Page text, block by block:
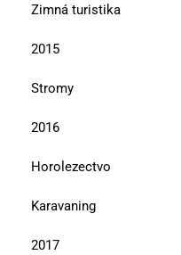
Zimná turistika
2015
Stromy
2016
Horolezectvo
Karavaning
2017